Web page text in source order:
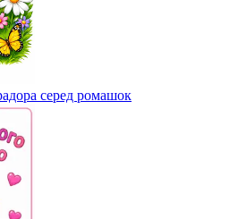
серед ромашок